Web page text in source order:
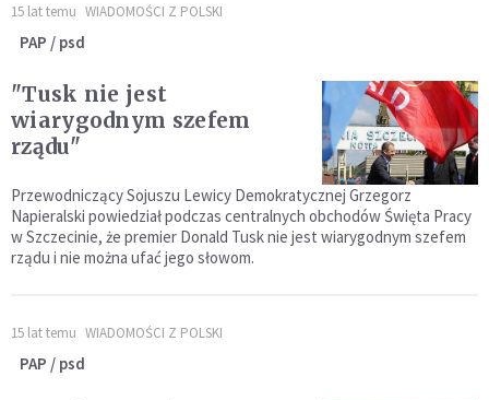
15 lat temu WIADOMOŚCI Z POLSKI
PAP / psd
"Tusk nie jest
wiarygodnym szefem
rządu"
Przewodniczący Sojuszu Lewicy Demokratycznej Grzegorz
Napieralski powiedział podczas centralnych obchodów Święta Pracy
w Szczecinie, że premier Donald Tusk nie jest wiarygodnym szefem
rządu i nie można ufać jego słowom.
15 lat temu WIADOMOŚCI Z POLSKI
PAP / psd